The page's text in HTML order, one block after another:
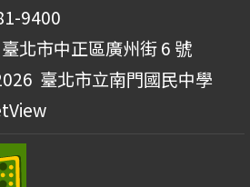
9400
北市中正區廣州街 6 號
臺北市立南門國民中學